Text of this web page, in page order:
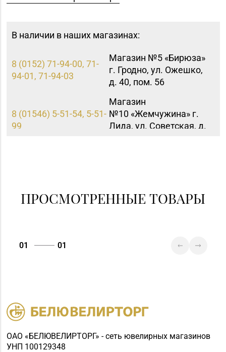
В наличии в наших магазинах:
8 (0152) 71-94-00, 71-
94-01, 71-94-03
Магазин №5 «Бирюза»
г. Гродно, ул. Ожешко,
д. 40, пом. 56
8 (01546) 5-51-54, 5-51-
99
Магазин
№10 «Жемчужина» г.
Лида, ул. Советская, д.
д. 44а (ТРЦ Darida mall)
Социалистическая, д.
ПРОСМОТРЕННЫЕ ТОВАРЫ
01 01
ОАО «БЕЛЮВЕЛИРТОРГ» - сеть ювелирных магазинов
УНП 100129348